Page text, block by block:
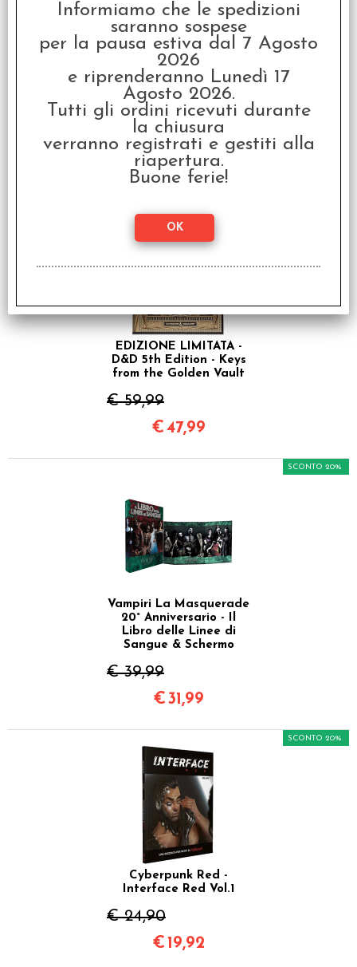
Fabula Ultima - Atlante
High Fantasy
€ 24,90
€ 19,92
EDIZIONE LIMITATA -
D&D 5th Edition - Keys
from the Golden Vault
€ 59,99
€47,99
Vampiri La Masquerade
20° Anniversario - Il
Libro delle Linee di
Sangue & Schermo
€ 39,99
SCONTO 20%
€31,99
Cyberpunk Red -
Interface Red Vol.1
€ 24,90
SCONTO 20%
€ 19,92
Informiamo che le spedizioni
saranno sospese
per la pausa estiva dal 7 Agosto
2026
e riprenderanno Lunedì 17
Agosto 2026.
Tutti gli ordini ricevuti durante
la chiusura
verranno registrati e gestiti alla
riapertura.
Buone ferie!